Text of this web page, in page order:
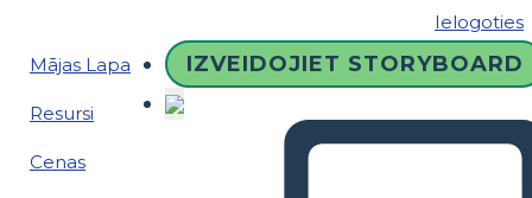
Ielogoties
Mājas Lapa
Resursi
Cenas
IZVEIDOJIET STORYBOARD